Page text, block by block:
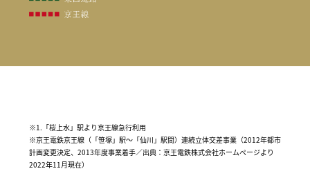
※1.「桜上水」駅より京王線急行利用
※京王電鉄京王線（「笹塚」駅〜「仙川」駅間）連続立体交差事業（2012年都市
計画変更決定、2013年度事業着手／出典：京王電鉄株式会社ホームページより
2022年11月現在）